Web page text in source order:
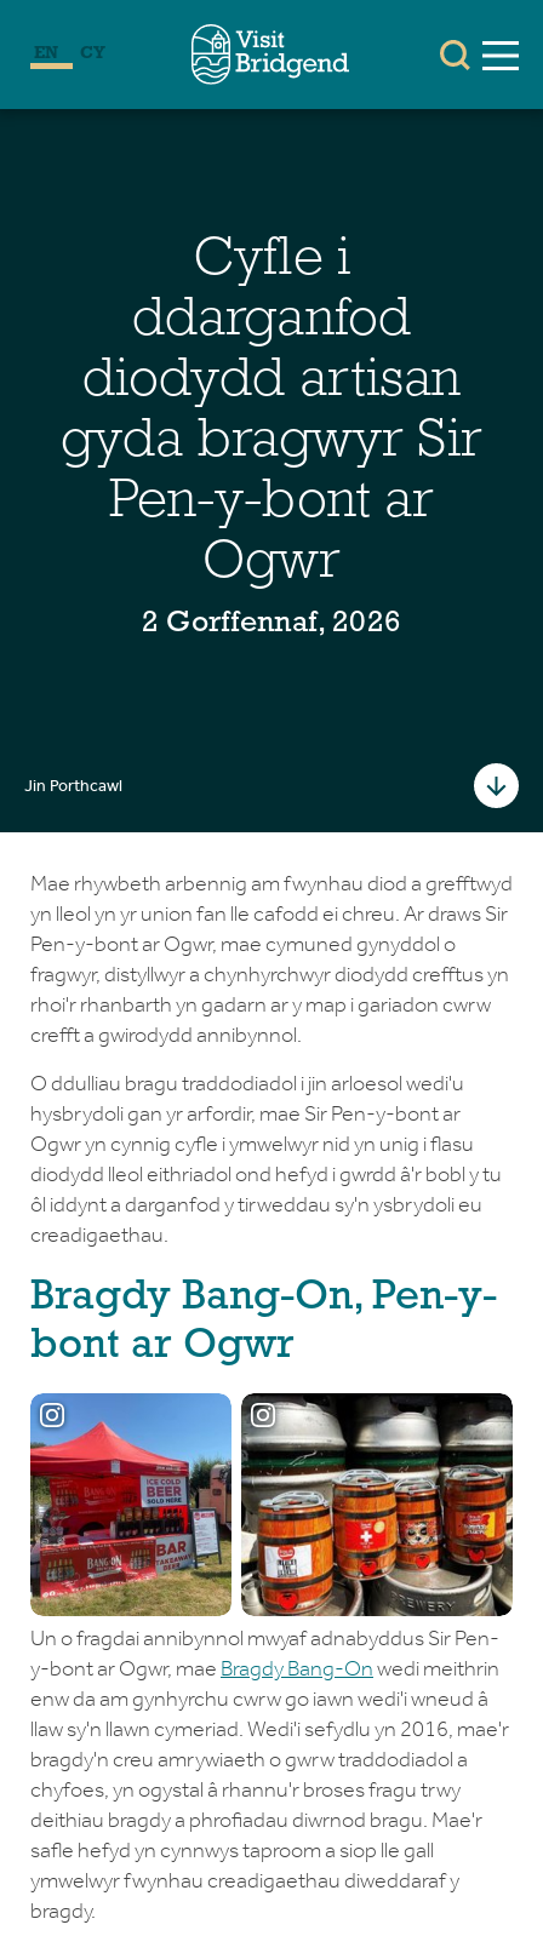
EN CY
Cyfle i
ddarganfod
diodydd artisan
gyda bragwyr Sir
Pen-y-bont ar
Ogwr
2 Gorffennaf, 2026
Jin Porthcawl
Mae rhywbeth arbennig am fwynhau diod a grefftwyd
yn lleol yn yr union fan lle cafodd ei chreu. Ar draws Sir
Pen-y-bont ar Ogwr, mae cymuned gynyddol o
fragwyr, distyllwyr a chynhyrchwyr diodydd crefftus yn
rhoi'r rhanbarth yn gadarn ar y map i gariadon cwrw
crefft a gwirodydd annibynnol.
O ddulliau bragu traddodiadol i jin arloesol wedi'u
hysbrydoli gan yr arfordir, mae Sir Pen-y-bont ar
Ogwr yn cynnig cyfle i ymwelwyr nid yn unig i flasu
diodydd lleol eithriadol ond hefyd i gwrdd â'r bobl y tu
ôl iddynt a darganfod y tirweddau sy'n ysbrydoli eu
creadigaethau.
Bragdy Bang-On, Pen-y-
bont ar Ogwr
Un o fragdai annibynnol mwyaf adnabyddus Sir Pen-
y-bont ar Ogwr, mae Bragdy Bang-Onwedi meithrin
enw da am gynhyrchu cwrw go iawn wedi'i wneud â
llaw sy'n llawn cymeriad. Wedi'i sefydlu yn 2016, mae'r
bragdy'n creu amrywiaeth o gwrw traddodiadol a
chyfoes, yn ogystal â rhannu'r broses fragu trwy
deithiau bragdy a phrofiadau diwrnod bragu. Mae'r
safle hefyd yn cynnwys taproom a siop lle gall
ymwelwyr fwynhau creadigaethau diweddaraf y
bragdy.